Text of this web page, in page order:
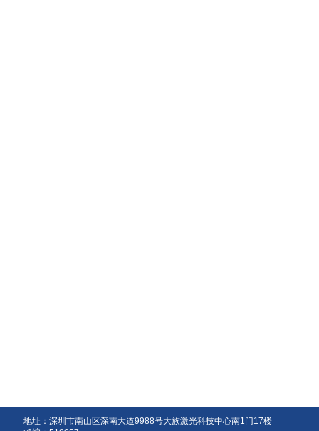
地址：深圳市南山区深南大道9988号大族激光科技中心南1门17楼